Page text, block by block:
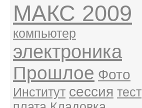
МАКС 2009
компьютер
электроника
Прошлое Фото
Институт сессия тест